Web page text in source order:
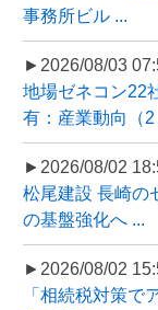
事務所ビル ...
►2026/08/03
地場ゼネコン22
有：産業動向（2
►2026/08/02
松尾建設 長崎の
の基盤強化へ ...
►2026/08/02
「相続税対策